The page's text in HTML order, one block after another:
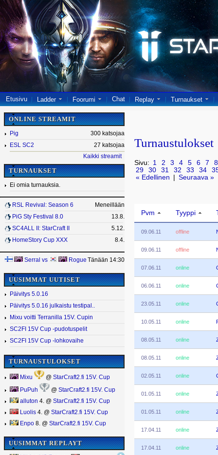
Etusivu Ladder Foorumi Chat Replay Turnaukset
ONLINE STREAMIT
Pig
300 katsojaa
ESL SC2
27 katsojaa
Kaikki streamit
TURNAUKSET
Ei omia turnauksia.
RSL Revival: Season 6
Meneillään
PiG Sty Festival 8.0
13.8.
SC4ALL II: StarCraft II
5.12.
HomeStory Cup XXX
8.4.
Serral vs Rogue Tänään 14:30
UUSIMMAT UUTISET
Päivitys 5.0.16
Päivitys 5.0.16 julkaistu testipal..
Mixu voitti Terranilla 15V. Cupin
SC2FI 15V Cup -pudotuspelit
SC2FI 15V Cup -lohkovaihe
TURNAUSTULOKSET
Mixu @ StarCraft2.fi 15V. Cup
PuPuh @ StarCraft2.fi 15V. Cup
alluton 4. @ StarCraft2.fi 15V. Cup
Luolis 4. @ StarCraft2.fi 15V. Cup
Enpo 8. @ StarCraft2.fi 15V. Cup
UUSIMMAT REPLAYT
Turnaustulokset
Sivu: 1 2 3 4 5 6 7
8
29
30 31 32 33 34
« Edellinen
Seuraava »
Pvm Tyyppi
09.06.11 offline
09.06.11 offline
07.06.11 online
06.06.11 online
23.05.11 online
10.05.11 online
08.05.11 online
08.05.11 online
02.05.11 online
01.05.11 online
01.05.11 online
17.04.11 online
17.04.11 online